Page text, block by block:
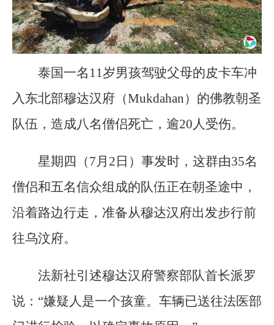
泰国一名11岁男孩驾驶父母的皮卡车冲
入东北部穆达汉府（Mukdahan）的佛教朝圣
队伍，造成八名僧侣死亡，逾20人受伤。
星期四（7月2日）事发时，这群由35名
僧侣和五名信众组成的队伍正在朝圣途中，
沿着路边行走，准备从穆达汉府出发步行前
往乌汶府。
法新社引述穆达汉府警察部队首长派罗
说：“嫌疑人是一个孩童。车辆已送往法医部